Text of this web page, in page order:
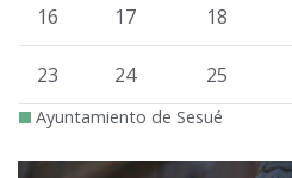
16 17 18
23 24 25
Ayuntamiento de Sesué